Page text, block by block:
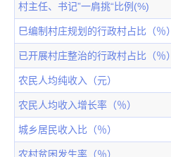
村主任、书记”一肩挑“比例(%)
巳编制村庄规划的行政村占比（％）
已开展村庄整治的行政村占比（％）
农民人均纯收入（元）
农民人均收入增长率（％）
城乡居民收入比（％）
农村贫困发生率（％）